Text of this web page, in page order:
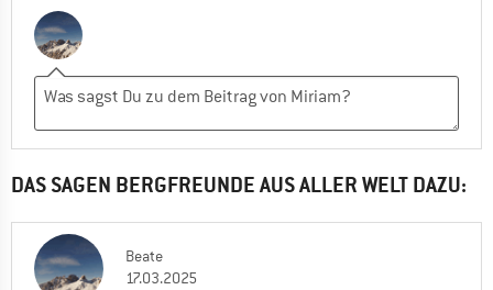
DAS SAGEN BERGFREUNDE AUS ALLER WELT DAZU:
Beate
17.03.2025